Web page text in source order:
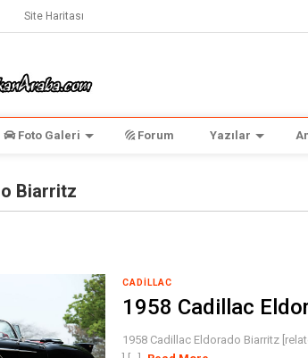
Site Haritası
Foto Galeri Forum Yazılar
Biarritz
CADILLAC
1958 Cadillac
1958 Cadillac Eldorado Biarritz